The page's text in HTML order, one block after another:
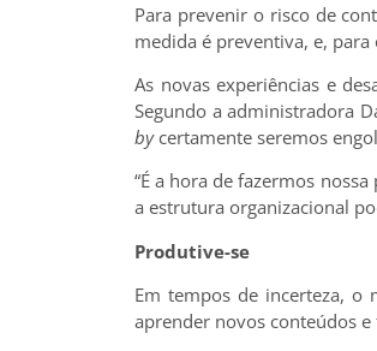
Para prevenir o risco de
medida é preventiva, e,
As novas experiências e
Segundo a administradora
bycertamente seremos
“É a hora de fazermos
a estrutura organizacional
Produtive-se
Em tempos de incerteza, o
aprender novos conteúdos